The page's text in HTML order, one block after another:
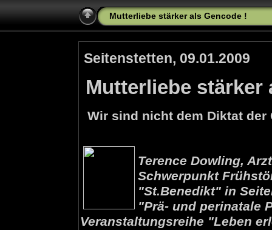
Mutterliebe stärker als Gencode !
Seitenstetten, 09.01.2009
Mutterliebe stärker
Wir sind nicht dem Diktat der
Terence Dowling,
Schwerpunkt
"St.Benedikt" in
"Prä- und perinatale
Veranstaltungsreihe "Leben